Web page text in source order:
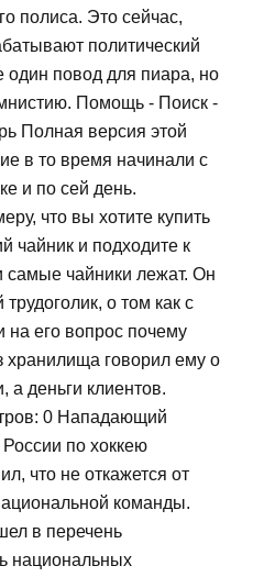
полиса. Это сейчас,
политический
один повод для пиара, но
Помощь - Поиск -
Полная версия этой
в то время начинали с
и по сей день.
что вы хотите купить
чайник и подходите к
самые чайники лежат. Он
о том как с
на его вопрос почему
хранилища говорил ему о
а деньги клиентов.
0 Нападающий
по хоккею
что не откажется от
команды.
в перечень
национальных